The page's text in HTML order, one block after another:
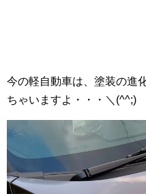
今の軽自動車は、塗装の進
ちゃいますよ・・・＼(^^;)